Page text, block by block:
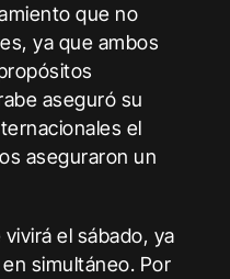
que no
ya que ambos
aseguró su
el
aseguraron un
el sábado, ya
simultáneo. Por